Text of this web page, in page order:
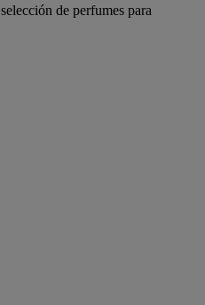
de perfumes para